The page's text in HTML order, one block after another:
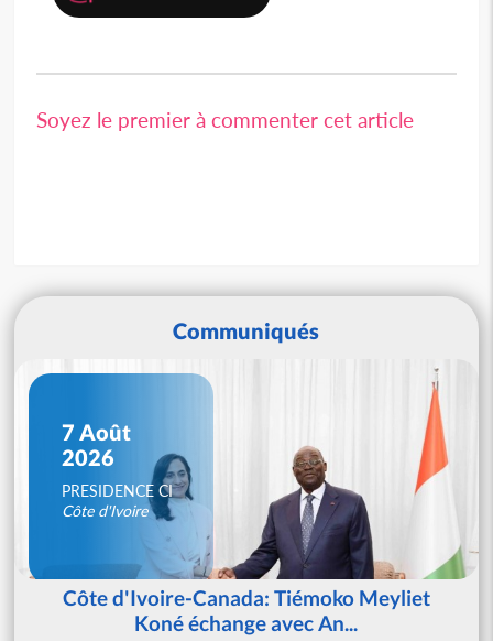
Soyez le premier à commenter cet article
Communiqués
7 Août
2026
PRESIDENCE CI
Côte d'Ivoire
Côte d'Ivoire-Canada: Tiémoko Meyliet
Koné échange avec An...